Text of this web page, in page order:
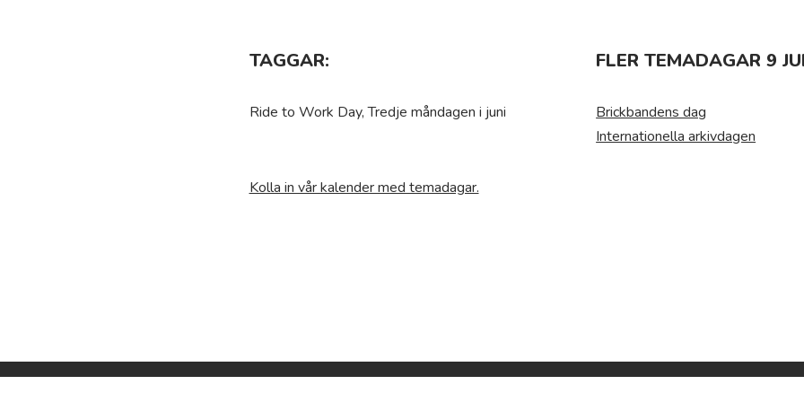
TAGGAR:
Ride to Work Day, Tredje måndagen i juni
FLER TEMADAGAR 9
Brickbandens dag
Internationella arkivdagen
Kolla in vår kalender med temadagar.